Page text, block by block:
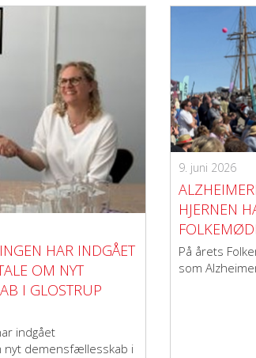
HAR INDGÅET
OM NYT
I GLOSTRUP
indgået
nyt demensfællesskab i
9. juni 2026
HJERNEN
På årets
som